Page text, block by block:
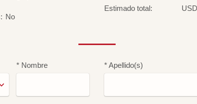
No
Estimado total:
* Nombre * Apellido(s)